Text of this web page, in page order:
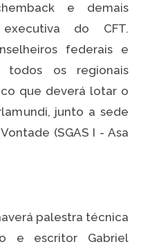
e demais
do CFT.
federais e
os regionais
que deverá lotar o
junto a sede
(SGAS I - Asa
palestra técnica
e escritor Gabriel